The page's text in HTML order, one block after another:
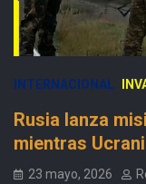
INTERNACIONAL
Rusia lanza
mientras
23 mayo, 2026